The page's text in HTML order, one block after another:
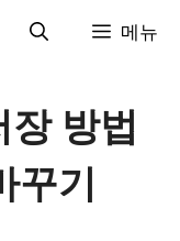
메뉴
장 방법
꾸기